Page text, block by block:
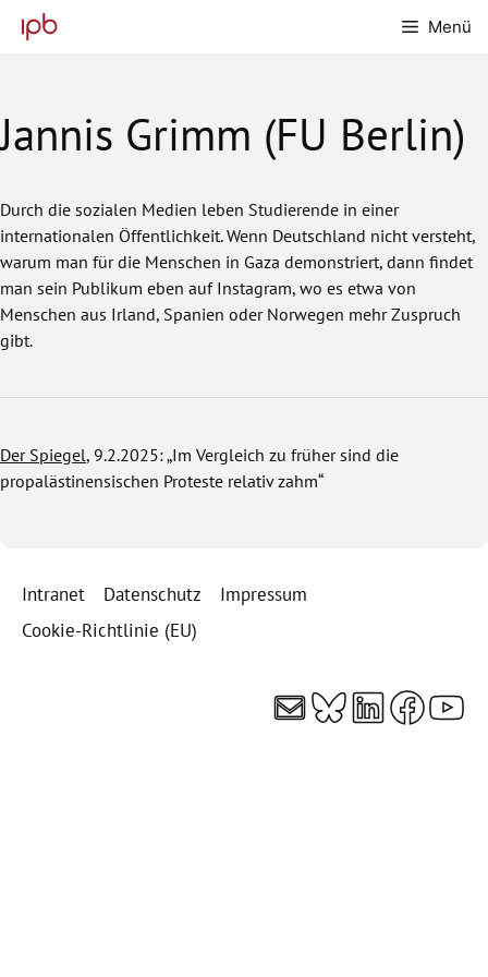
Inhalt
Menü
Jannis Grimm (FU Berlin)
Durch die sozialen Medien leben Studierende in einer
internationalen Öffentlichkeit. Wenn Deutschland nicht versteht,
warum man für die Menschen in Gaza demonstriert, dann findet
man sein Publikum eben auf Instagram, wo es etwa von
Menschen aus Irland, Spanien oder Norwegen mehr Zuspruch
gibt.
Der Spiegel, 9.2.2025: „Im Vergleich zu früher sind die
propalästinensischen Proteste relativ zahm“
Intranet Datenschutz
Impressum
Cookie-Richtlinie (EU)
E-MailBluesky